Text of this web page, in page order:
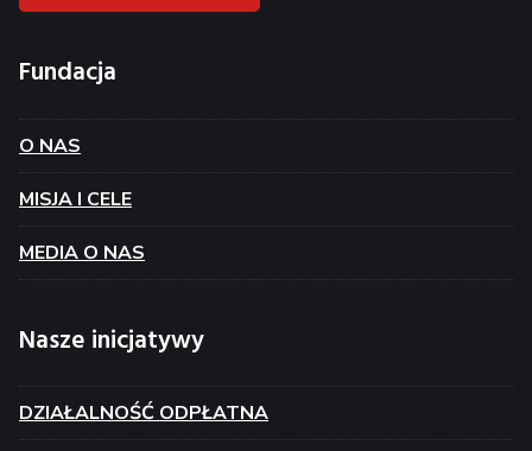
Fundacja
O NAS
MISJA I CELE
MEDIA O NAS
Nasze inicjatywy
DZIAŁALNOŚĆ ODPŁATNA